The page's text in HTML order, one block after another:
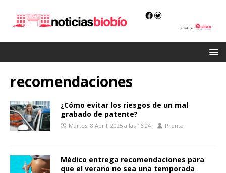
recomendaciones
¿Cómo evitar los riesgos de un mal
grabado de patente?
Martes, 8 Abril, 2025 a las 16:04 Prensa
Médico entrega recomendaciones para
que el verano no sea una temporada